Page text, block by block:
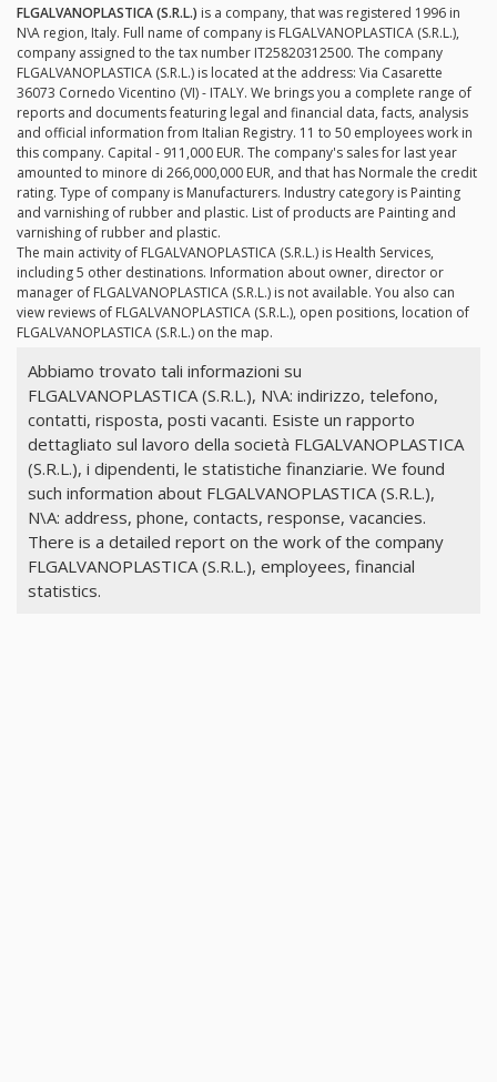
FLGALVANOPLASTICA (S.R.L.) is a company, that was registered 1996 in
N\A region, Italy. Full name of company is FLGALVANOPLASTICA (S.R.L.),
company assigned to the tax number IT25820312500. The company
FLGALVANOPLASTICA (S.R.L.) is located at the address: Via Casarette
36073 Cornedo Vicentino (VI) - ITALY. We brings you a complete range of
reports and documents featuring legal and financial data, facts, analysis
and official information from Italian Registry. 11 to 50 employees work in
this company. Capital - 911,000 EUR. The company's sales for last year
amounted to minore di 266,000,000 EUR, and that has Normale the credit
rating. Type of company is Manufacturers. Industry category is Painting
and varnishing of rubber and plastic. List of products are Painting and
varnishing of rubber and plastic.
The main activity of FLGALVANOPLASTICA (S.R.L.) is Health Services,
including 5 other destinations. Information about owner, director or
manager of FLGALVANOPLASTICA (S.R.L.) is not available. You also can
view reviews of FLGALVANOPLASTICA (S.R.L.), open positions, location of
FLGALVANOPLASTICA (S.R.L.) on the map.
Abbiamo trovato tali informazioni su
FLGALVANOPLASTICA (S.R.L.), N\A: indirizzo, telefono,
contatti, risposta, posti vacanti. Esiste un rapporto
dettagliato sul lavoro della società FLGALVANOPLASTICA
(S.R.L.), i dipendenti, le statistiche finanziarie. We found
such information about FLGALVANOPLASTICA (S.R.L.),
N\A: address, phone, contacts, response, vacancies.
There is a detailed report on the work of the company
FLGALVANOPLASTICA (S.R.L.), employees, financial
statistics.